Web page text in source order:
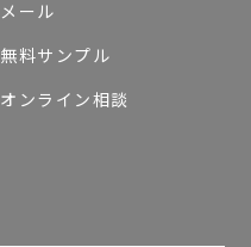
メール
無料サンプル
オンライン相談